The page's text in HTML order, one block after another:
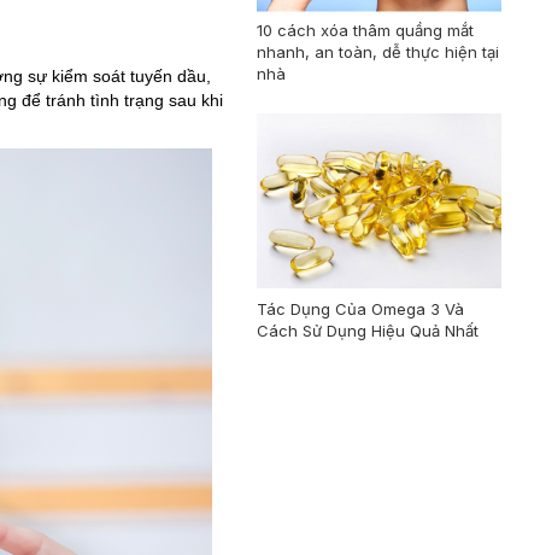
sự kiểm soát tuyến dầu,
để tránh tình trạng sau khi
10 cách xóa thâm quầng mắt
nhanh, an toàn, dễ thực hiện tại
nhà
Tác Dụng Của Omega 3 Và
Cách Sử Dụng Hiệu Quả Nhất